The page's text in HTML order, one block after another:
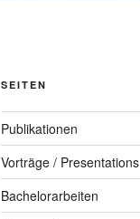
SEITEN
Publikationen
Vorträge / Presentations
Bachelorarbeiten